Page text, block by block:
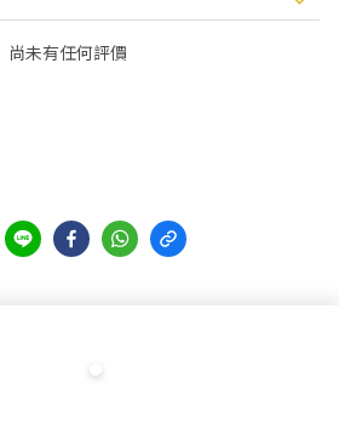
尚未有任何評價